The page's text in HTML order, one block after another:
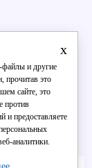
x
файлы и другие
прочитав это
сайте, это
против
и предоставляете
аналитики.